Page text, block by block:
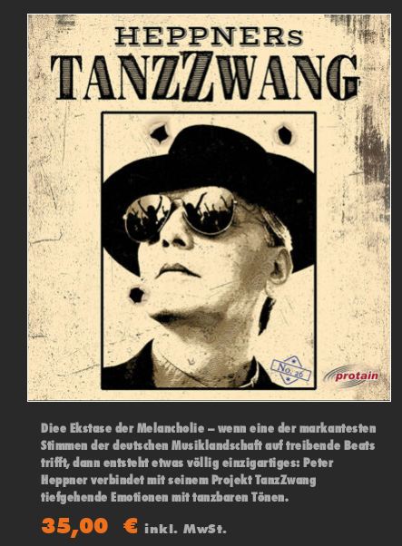
Diee Ekstase der Melancholie – wenn eine der markantesten
Stimmen der deutschen Musiklandschaft auf treibende Beats
trifft, dann entsteht etwas völlig einzigartiges: Peter
Heppner verbindet mit seinem Projekt TanzZwang
tiefgehende Emotionen mit tanzbaren Tönen.
35,00€ inkl. MwSt.